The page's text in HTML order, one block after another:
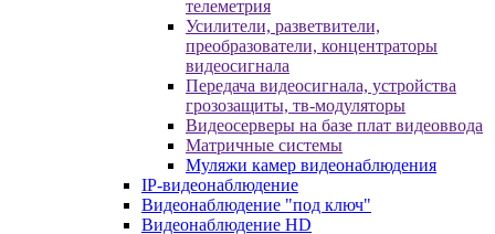
телеметрия
Усилители, разветвители,
преобразователи, концентраторы
видеосигнала
Передача видеосигнала, устройства
грозозащиты, тв-модуляторы
Видеосерверы на базе плат видеоввода
Матричные системы
Муляжи камер видеонаблюдения
IP-видеонаблюдение
Видеонаблюдение "под ключ"
Видеонаблюдение HD